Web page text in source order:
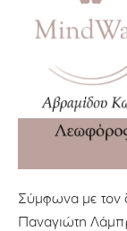
Σύμφωνα με τον
Παναγιώτη